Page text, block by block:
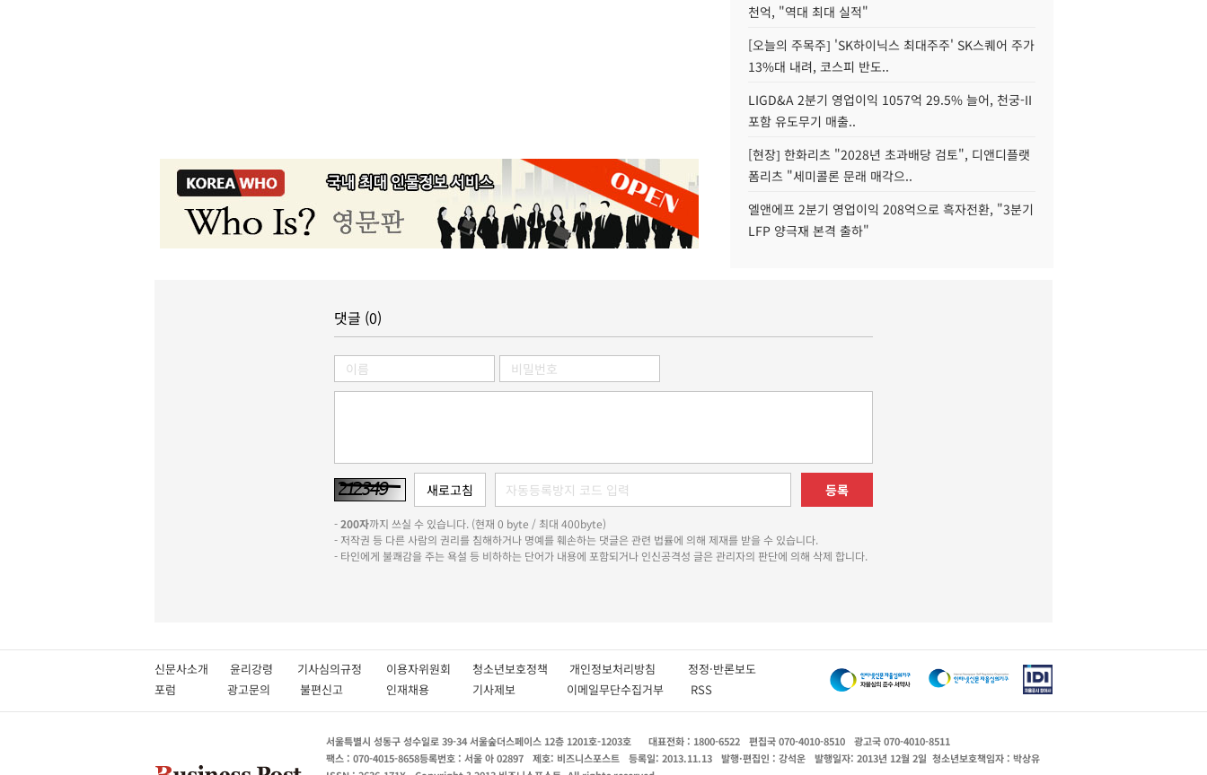
천억, "역대 최대 실적"
[오늘의 주목주] 'SK하이닉스 최대주주' SK스퀘어 주가
13%대 내려, 코스피 반도..
LIGD&A 2분기 영업이익 1057억 29.5% 늘어, 천궁-II
포함 유도무기 매출..
[현장] 한화리츠 "2028년 초과배당 검토", 디앤디플랫
폼리츠 "세미콜론 문래 매각으..
엘앤에프 2분기 영업이익 208억으로 흑자전환, "3분기
LFP 양극재 본격 출하"
댓글 (0)
등록
-200자까지 쓰실 수 있습니다. (현재 0 byte / 최대 400byte)
- 저작권 등 다른 사람의 권리를 침해하거나 명예를 훼손하는 댓글은 관련 법률에 의해 제재를 받을 수 있습니다.
- 타인에게 불쾌감을 주는 욕설 등 비하하는 단어가 내용에 포함되거나 인신공격성 글은 관리자의 판단에 의해 삭제 합니다.
신문사소개 윤리강령 기사심의규정 이용자위원회 청소년보호정책 개인정보처리방침 정정·반론보도
포럼
광고문의 불편신고 인재채용 기사제보 이메일무단수집거부 RSS
서울특별시 성동구 성수일로 39-34 서울숲더스페이스 12층 1201호-1203호 대표전화 : 1800-6522 편집국 070-4010-8510
광고국 070-4010-8511
팩스 : 070-4015-8658등록번호 : 서울 아 02897 제호: 비즈니스포스트 등록일: 2013.11.13 발행·편집인 : 강석운 발행일자: 2013년 12월 2일 청소년보호책임자 : 박상유